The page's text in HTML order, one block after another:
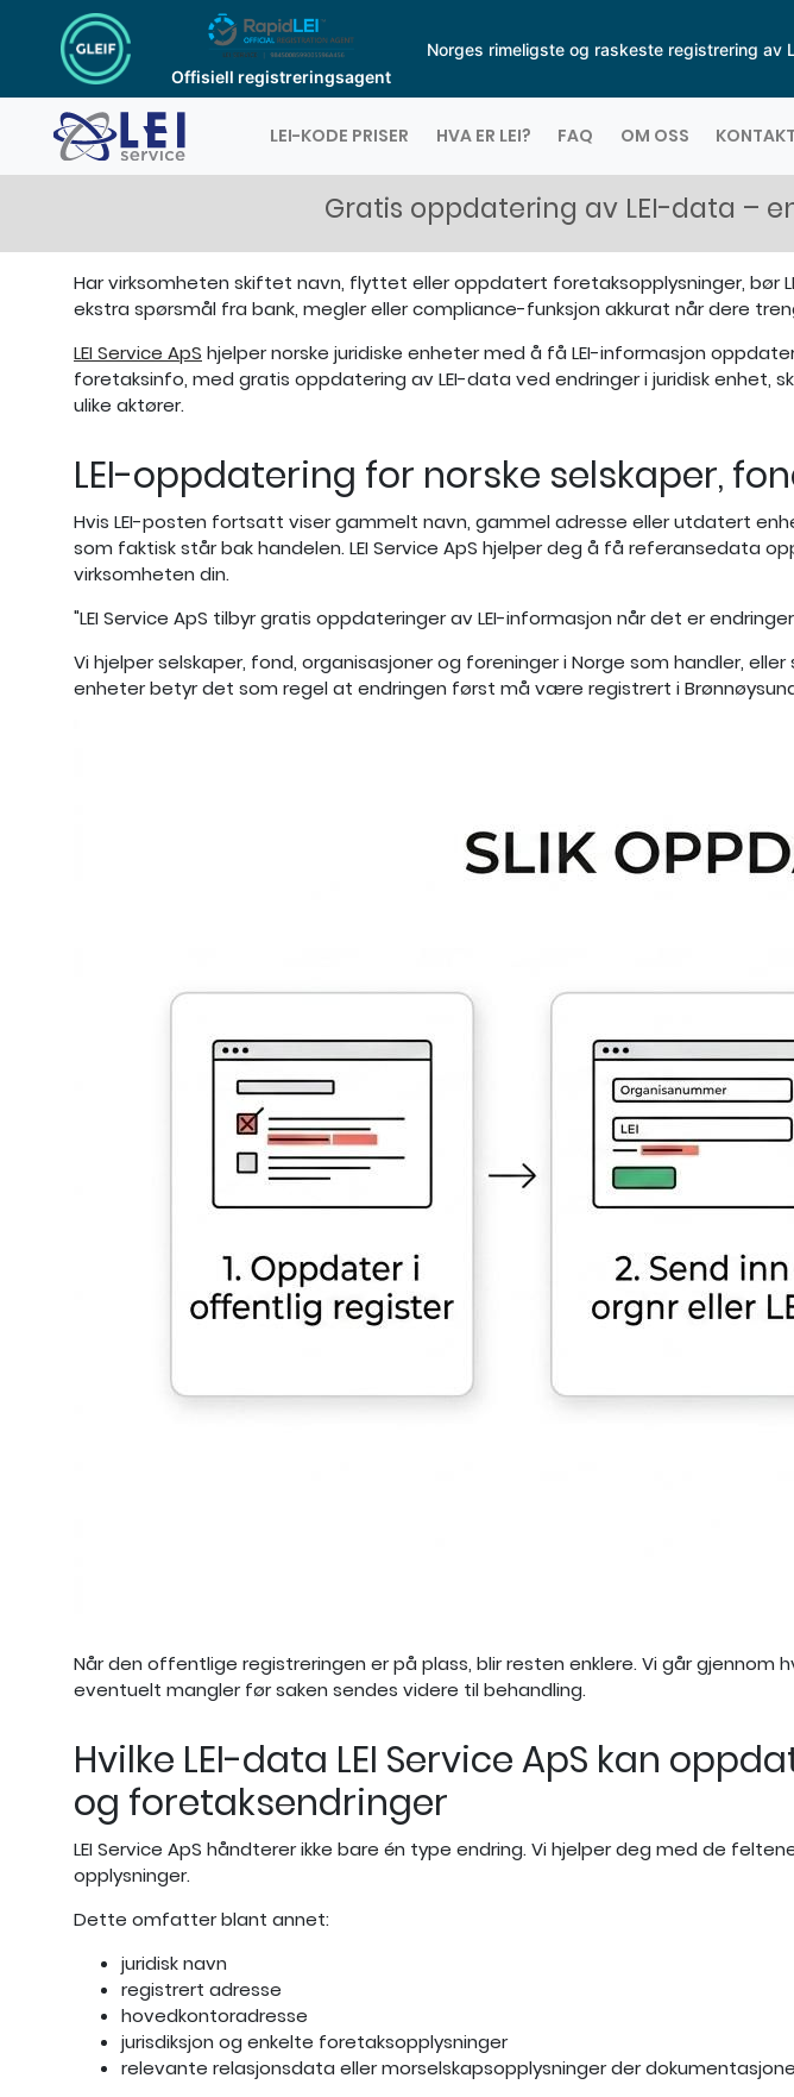
Offisiell registreringsagent
Norges rimeligste og raskeste registrering av
LEI-KODE PRISER HVA ER LEI? FAQ OM OSS
Gratis oppdatering av LEI-data –
Har virksomheten skiftet navn, flyttet eller oppdatert foretaksopplysninger, bør
ekstra spørsmål fra bank, megler eller compliance-funksjon akkurat når dere
LEI Service ApS hjelper norske juridiske enheter med å få LEI-informasjon
foretaksinfo, med gratis oppdatering av LEI-data ved endringer i juridisk
ulike aktører.
LEI-oppdatering for norske selskaper,
Hvis LEI-posten fortsatt viser gammelt navn, gammel adresse eller utdatert
som faktisk står bak handelen. LEI Service ApS hjelper deg å få referansedata
virksomheten din.
"LEI Service ApS tilbyr gratis oppdateringer av LEI-informasjon når det er
Vi hjelper selskaper, fond, organisasjoner og foreninger i Norge som handler,
enheter betyr det som regel at endringen først må være registrert i
Når den offentlige registreringen er på plass, blir resten enklere. Vi går
eventuelt mangler før saken sendes videre til behandling.
Hvilke LEI-data LEI Service ApS kan
og foretaksendringer
LEI Service ApS håndterer ikke bare én type endring. Vi hjelper deg med de
opplysninger.
Dette omfatter blant annet:
juridisk navn
registrert adresse
hovedkontoradresse
jurisdiksjon og enkelte foretaksopplysninger
relevante relasjonsdata eller morselskapsopplysninger der